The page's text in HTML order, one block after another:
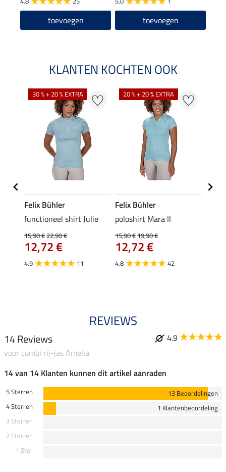
toevoegen toevoegen
KLANTEN KOCHTEN OOK
30 % + 20 % EXTRA
Felix Bühler
functioneel shirt Julie
15,90 €22,90 €
12,72 €
4.9 11
20 % + 20 % EXTRA
Felix Bühler
poloshirt Mara II
15,90 €19,90 €
12,72 €
4.8 42
REVIEWS
14 Reviews
4.9
voor combi rij-jas Amelia
14 van 14 Klanten kunnen dit artikel aanraden
5 Sterren
13 Beoordelingen
4 Sterren
1 Klantenbeoordeling
3 Sterren
2 Sterren
1 Ster